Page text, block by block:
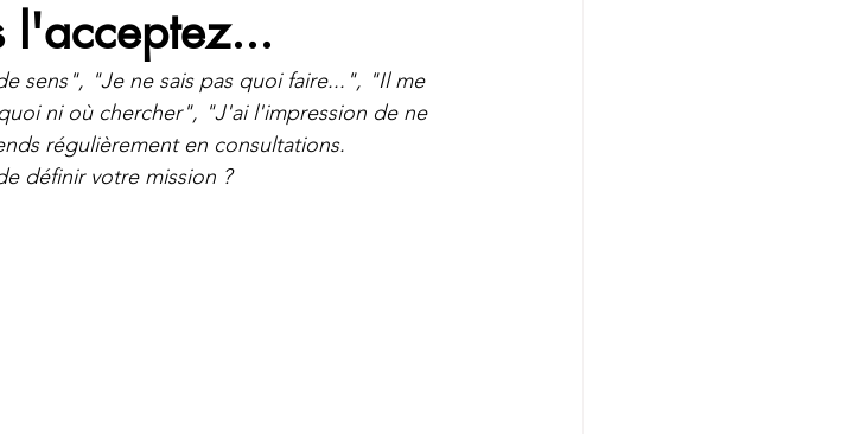
l'acceptez...
sens", "Je ne sais pas quoi faire...", "Il me
ni où chercher", "J'ai l'impression de ne
régulièrement en consultations.
définir votre mission ?